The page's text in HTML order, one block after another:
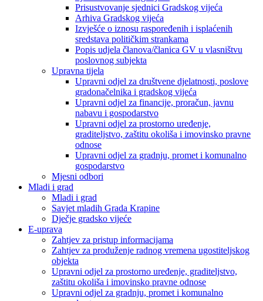
Prisustvovanje sjednici Gradskog vijeća
Arhiva Gradskog vijeća
Izvješće o iznosu raspoređenih i isplaćenih
sredstava političkim strankama
Popis udjela članova/članica GV u vlasništvu
poslovnog subjekta
Upravna tijela
Upravni odjel za društvene djelatnosti, poslove
gradonačelnika i gradskog vijeća
Upravni odjel za financije, proračun, javnu
nabavu i gospodarstvo
Upravni odjel za prostorno uređenje,
graditeljstvo, zaštitu okoliša i imovinsko pravne
odnose
Upravni odjel za gradnju, promet i komunalno
gospodarstvo
Mjesni odbori
Mladi i grad
Mladi i grad
Savjet mladih Grada Krapine
Dječje gradsko vijeće
E-uprava
Zahtjev za pristup informacijama
Zahtjev za produženje radnog vremena ugostiteljskog
objekta
Upravni odjel za prostorno uređenje, graditeljstvo,
zaštitu okoliša i imovinsko pravne odnose
Upravni odjel za gradnju, promet i komunalno